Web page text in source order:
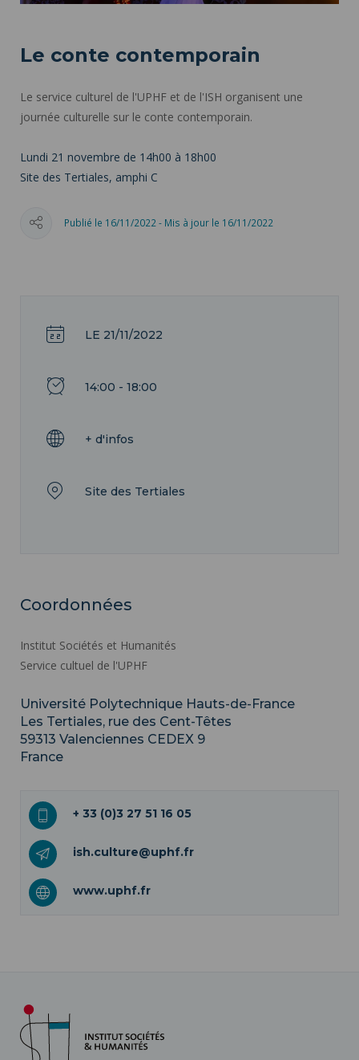
Le conte contemporain
Le service culturel de l'UPHF et de l'ISH organisent une
journée culturelle sur le conte contemporain.
Lundi 21 novembre de 14h00 à 18h00
Site des Tertiales, amphi C
Publié le 16/11/2022 - Mis à jour le 16/11/2022
LE 21/11/2022
14:00 - 18:00
+ d'infos
Site des Tertiales
Coordonnées
Institut Sociétés et Humanités
Service cultuel de l'UPHF
Université Polytechnique Hauts-de-France
Les Tertiales, rue des Cent-Têtes
59313 Valenciennes CEDEX 9
France
+ 33 (0)3 27 51 16 05
ish.culture@uphf.fr
www.uphf.fr